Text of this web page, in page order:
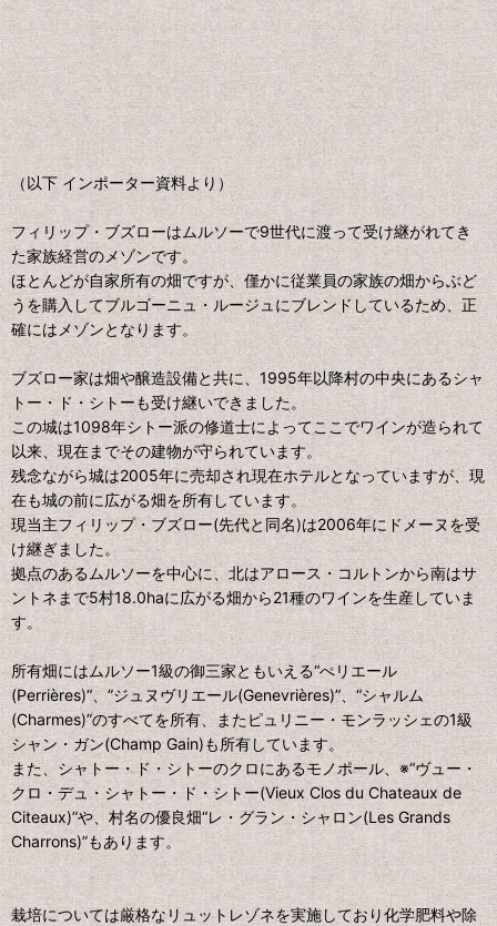
（以下 インポーター資料より）
フィリップ・ブズローはムルソーで9世代に渡って受け継がれてき
た家族経営のメゾンです。
ほとんどが自家所有の畑ですが、僅かに従業員の家族の畑からぶど
うを購入してブルゴーニュ・ルージュにブレンドしているため、正
確にはメゾンとなります。
ブズロー家は畑や醸造設備と共に、1995年以降村の中央にあるシャ
トー・ド・シトーも受け継いできました。
この城は1098年シトー派の修道士によってここでワインが造られて
以来、現在までその建物が守られています。
残念ながら城は2005年に売却され現在ホテルとなっていますが、現
在も城の前に広がる畑を所有しています。
現当主フィリップ・ブズロー(先代と同名)は2006年にドメーヌを受
け継ぎました。
拠点のあるムルソーを中心に、北はアロース・コルトンから南はサ
ントネまで5村18.0haに広がる畑から21種のワインを生産していま
す。
所有畑にはムルソー1級の御三家ともいえる“ぺリエール
(Perrières)“、”ジュヌヴリエール(Genevrières)”、“シャルム
(Charmes)”のすべてを所有、またピュリニー・モンラッシェの1級
シャン・ガン(Champ Gain)も所有しています。
また、シャトー・ド・シトーのクロにあるモノポール、※“ヴュー・
クロ・デュ・シャトー・ド・シトー(Vieux Clos du Chateaux de
Citeaux)”や、村名の優良畑“レ・グラン・シャロン(Les Grands
Charrons)”もあります。
栽培については厳格なリュットレゾネを実施しており化学肥料や除